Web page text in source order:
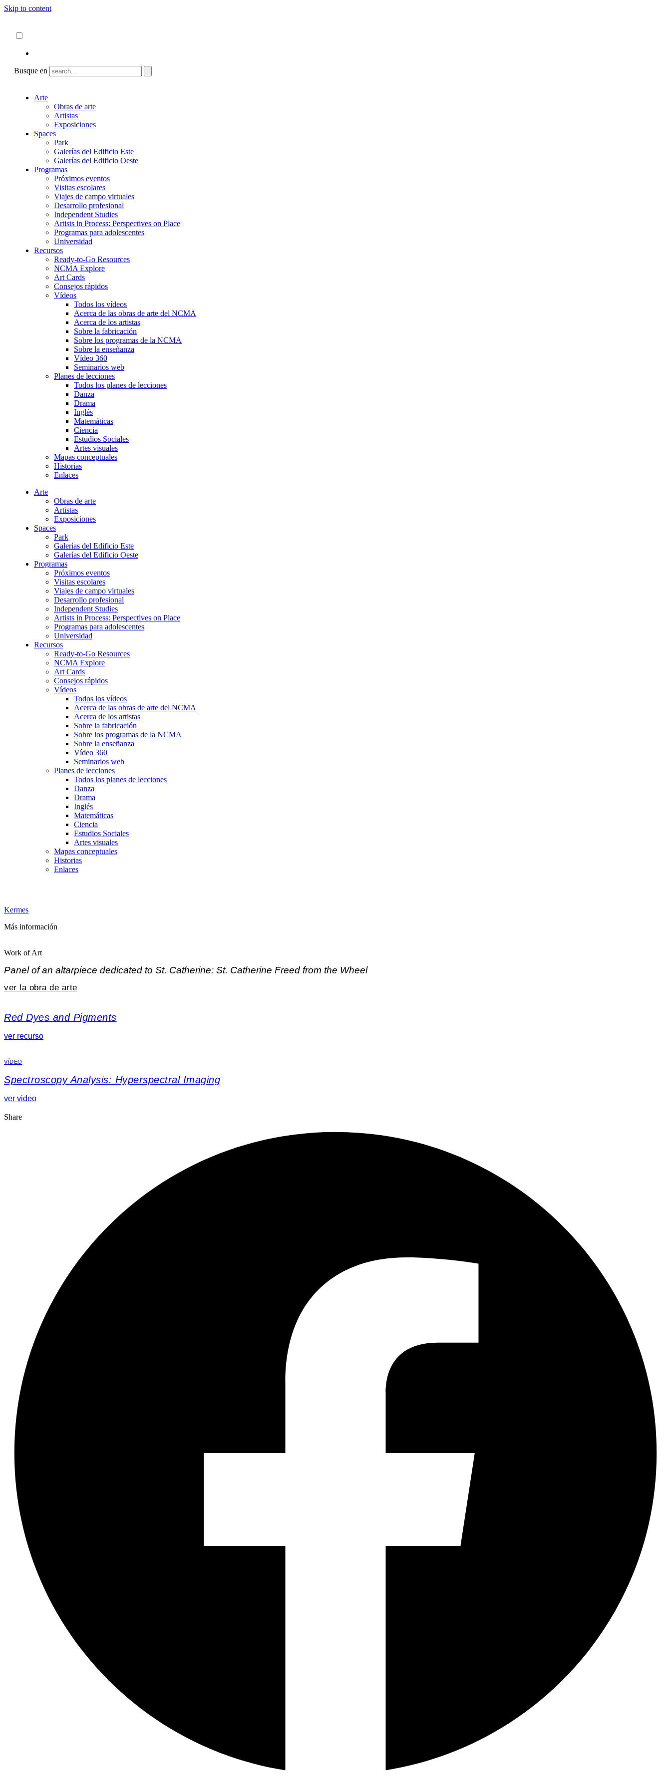
Skip to content
Busque en
Arte
Obras de arte
Artistas
Exposiciones
Spaces
Park
Galerías del Edificio Este
Galerías del Edificio Oeste
Programas
Próximos eventos
Visitas escolares
Viajes de campo virtuales
Desarrollo profesional
Independent Studies
Artists in Process: Perspectives on Place
Programas para adolescentes
Universidad
Recursos
Ready-to-Go Resources
NCMA Explore
Art Cards
Consejos rápidos
Vídeos
Todos los vídeos
Acerca de las obras de arte del NCMA
Acerca de los artistas
Sobre la fabricación
Sobre los programas de la NCMA
Sobre la enseñanza
Vídeo 360
Seminarios web
Planes de lecciones
Todos los planes de lecciones
Danza
Drama
Inglés
Matemáticas
Ciencia
Estudios Sociales
Artes visuales
Mapas conceptuales
Historias
Enlaces
Arte
Obras de arte
Artistas
Exposiciones
Spaces
Park
Galerías del Edificio Este
Galerías del Edificio Oeste
Programas
Próximos eventos
Visitas escolares
Viajes de campo virtuales
Desarrollo profesional
Independent Studies
Artists in Process: Perspectives on Place
Programas para adolescentes
Universidad
Recursos
Ready-to-Go Resources
NCMA Explore
Art Cards
Consejos rápidos
Vídeos
Todos los vídeos
Acerca de las obras de arte del NCMA
Acerca de los artistas
Sobre la fabricación
Sobre los programas de la NCMA
Sobre la enseñanza
Vídeo 360
Seminarios web
Planes de lecciones
Todos los planes de lecciones
Danza
Drama
Inglés
Matemáticas
Ciencia
Estudios Sociales
Artes visuales
Mapas conceptuales
Historias
Enlaces
Kermes
Más información
Work of Art
Panel of an altarpiece dedicated to St. Catherine: St. Catherine Freed from the Wheel
ver la obra de arte
Red Dyes and Pigments
ver recurso
VÍDEO
Spectroscopy Analysis: Hyperspectral Imaging
ver video
Share